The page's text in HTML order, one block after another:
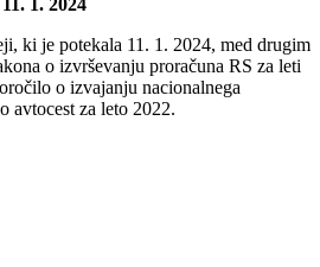
1. 2024
ki je potekala 11. 1. 2024, med drugim
o izvrševanju proračuna RS za leti
o izvajanju nacionalnega
avtocest za leto 2022.